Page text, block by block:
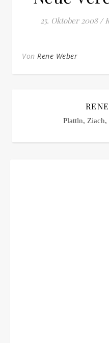
25. Oktober 2008 /
Von Rene Weber
Plattln, Ziach,